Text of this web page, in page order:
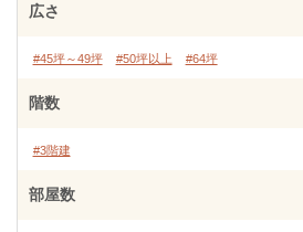
広さ
#45坪～49坪 #50坪以上 #64坪
階数
#3階建
部屋数